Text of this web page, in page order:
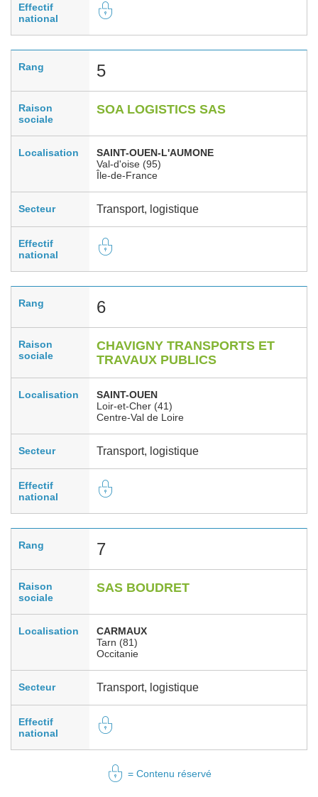
Effectif
national
Rang 5
Raison
sociale
SOA LOGISTICS SAS
Localisation
SAINT-OUEN-L'AUMONE
Val-d'oise (95)
Île-de-France
Secteur Transport, logistique
Effectif
national
Rang 6
Raison
sociale
CHAVIGNY TRANSPORTS ET
TRAVAUX PUBLICS
Localisation
SAINT-OUEN
Loir-et-Cher (41)
Centre-Val de Loire
Secteur Transport, logistique
Effectif
national
Rang 7
Raison
sociale
SAS BOUDRET
Localisation
CARMAUX
Tarn (81)
Occitanie
Secteur Transport, logistique
Effectif
national
= Contenu réservé